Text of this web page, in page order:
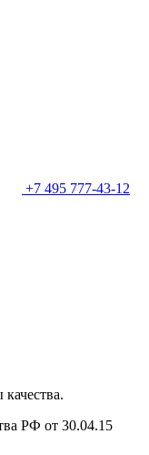
+7 495 777-43-12
РФ от 30.04.15